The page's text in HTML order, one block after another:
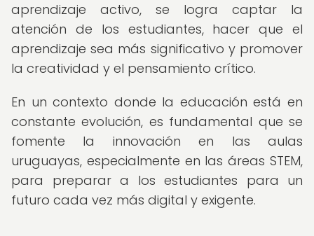
aprendizaje activo, se logra captar la
atención de los estudiantes, hacer que el
aprendizaje sea más significativo y promover
la creatividad y el pensamiento crítico.
En un contexto donde la educación está en
constante evolución, es fundamental que se
fomente la innovación en las aulas
uruguayas, especialmente en las áreas STEM,
para preparar a los estudiantes para un
futuro cada vez más digital y exigente.